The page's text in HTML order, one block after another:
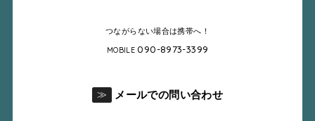
つながらない場合は携帯へ！
MOBILE090-8973-3399
≫ メールでの問い合わせ